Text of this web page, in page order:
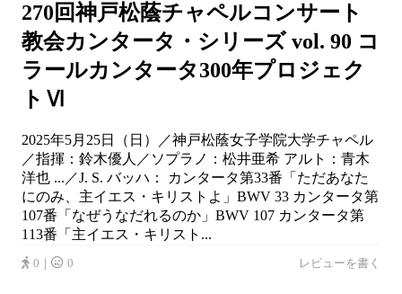
270回神戸松蔭チャペルコンサート
教会カンタータ・シリーズ vol. 90 コ
ラールカンタータ300年プロジェク
トⅥ
2025年5月25日（日）／神戸松蔭女子学院大学チャペル
／指揮：鈴木優人／ソプラノ：松井亜希 アルト：青木
洋也 ...／J. S. バッハ： カンタータ第33番「ただあなた
にのみ、主イエス・キリストよ」BWV 33 カンタータ第
107番「なぜうなだれるのか」BWV 107 カンタータ第
113番「主イエス・キリスト...
0｜ 0 レビューを書く